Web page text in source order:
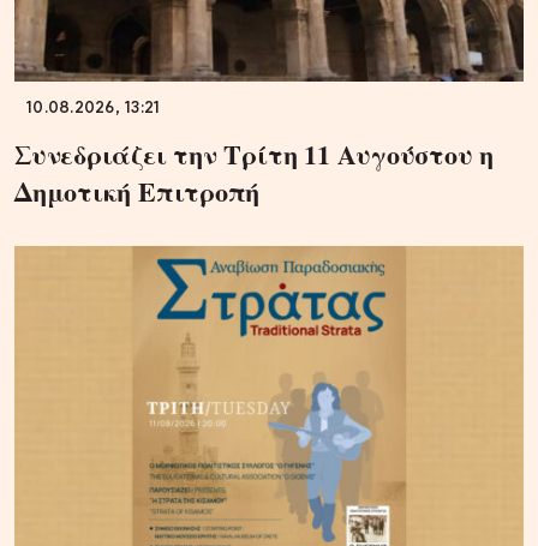
10.08.2026, 13:21
Συνεδριάζει την Τρίτη 11 Αυγούστου η
Δημοτική Επιτροπή